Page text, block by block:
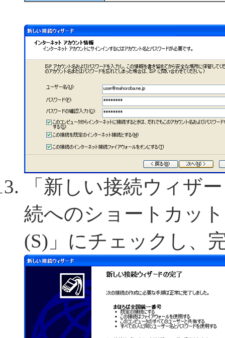
「新しい接続ウィザ
続へのショートカッ
(S)」にチェックし、